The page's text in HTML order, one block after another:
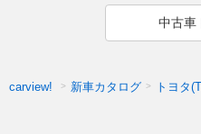
中古車
carview! 新車カタログ トヨタ